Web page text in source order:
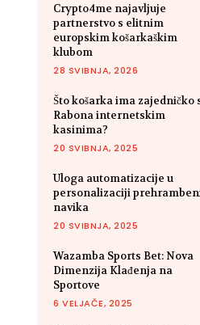
Crypto4me najavljuje
partnerstvo s elitnim
europskim košarkaškim
klubom
28 SVIBNJA, 2026
Što košarka ima zajedničko
Rabona internetskim
kasinima?
20 SVIBNJA, 2025
Uloga automatizacije u
personalizaciji
navika
20 SVIBNJA, 2025
Wazamba Sports Bet: Nova
Dimenzija Klađenja na
Sportove
6 VELJAČE, 2025